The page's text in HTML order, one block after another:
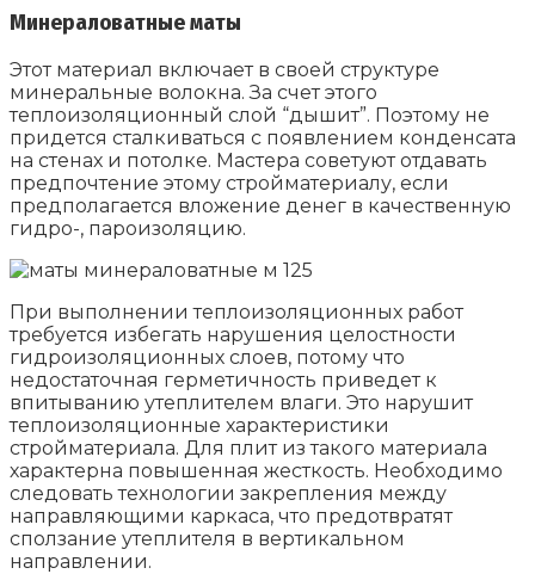
Минераловатные маты
Этот материал включает в своей структуре
минеральные волокна. За счет этого
теплоизоляционный слой “дышит”. Поэтому не
придется сталкиваться с появлением конденсата
на стенах и потолке. Мастера советуют отдавать
предпочтение этому стройматериалу, если
предполагается вложение денег в качественную
гидро-, пароизоляцию.
При выполнении теплоизоляционных работ
требуется избегать нарушения целостности
гидроизоляционных слоев, потому что
недостаточная герметичность приведет к
впитыванию утеплителем влаги. Это нарушит
теплоизоляционные характеристики
стройматериала. Для плит из такого материала
характерна повышенная жесткость. Необходимо
следовать технологии закрепления между
направляющими каркаса, что предотвратят
сползание утеплителя в вертикальном
направлении.